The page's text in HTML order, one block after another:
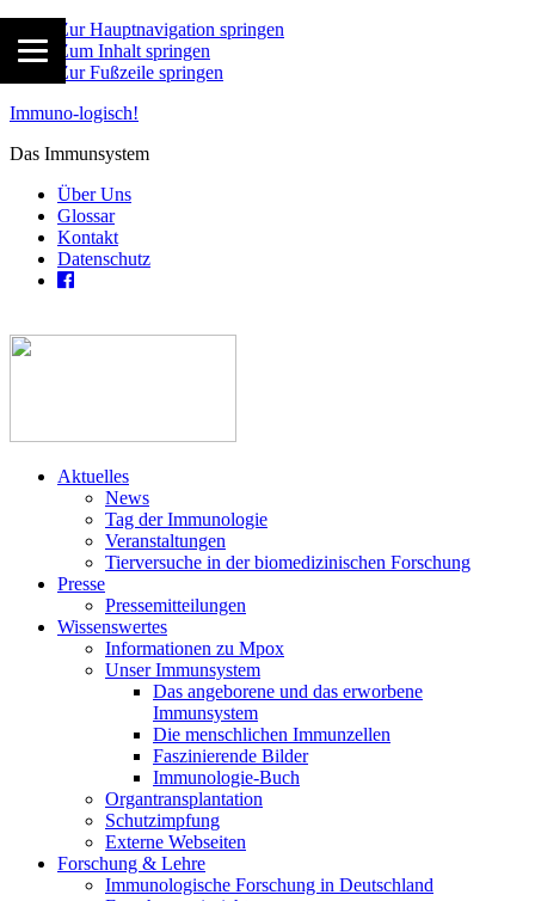
Zur Hauptnavigation springen
Zum Inhalt springen
Zur Fußzeile springen
Immuno-logisch!
Das Immunsystem
Über Uns
Glossar
Kontakt
Datenschutz
Aktuelles
News
Tag der Immunologie
Veranstaltungen
Tierversuche in der biomedizinischen Forschung
Presse
Pressemitteilungen
Wissenswertes
Informationen zu Mpox
Unser Immunsystem
Das angeborene und das erworbene
Immunsystem
Die menschlichen Immunzellen
Faszinierende Bilder
Immunologie-Buch
Organtransplantation
Schutzimpfung
Externe Webseiten
Forschung & Lehre
Immunologische Forschung in Deutschland